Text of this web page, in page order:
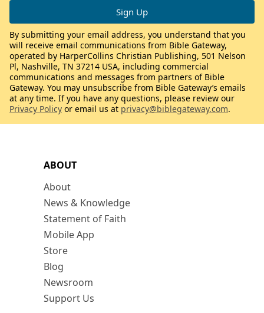
ABOUT
About
News & Knowledge
Statement of Faith
Mobile App
Store
Blog
Newsroom
Support Us
By submitting your email address, you understand that you
will receive email communications from Bible Gateway,
operated by HarperCollins Christian Publishing, 501 Nelson
Pl, Nashville, TN 37214 USA, including commercial
communications and messages from partners of Bible
Gateway. You may unsubscribe from Bible Gateway’s emails
at any time. If you have any questions, please review our
Privacy Policy or email us at privacy@biblegateway.com.